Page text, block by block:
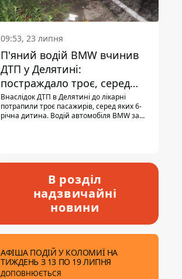
09:53, 23 липня
П'яний водій BMW вчинив
ДТП у Делятині:
постраждало троє, серед
них - дитина
Внаслідок ДТП в Делятині до лікарні
потрапили троє пасажирів, серед яких 6-
річна дитина. Водій автомобіля BMW за
В розділ
надзвичайні
новини
АФІША ПОДІЙ У КОЛОМИЇ НА
ТИЖДЕНЬ З 13 ПО 19 ЛИПНЯ
ДОПОВНЮЄТЬСЯ